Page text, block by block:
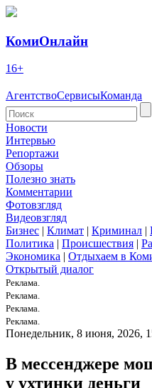
КомиОнлайн
16+
АгентствоСервисыКоманда
Новости
Интервью
Репортажи
Обзоры
Полезно знать
Комментарии
Фотовзгляд
Видеовзгляд
Бизнес | Климат | Криминал |
Политика | Происшествия |
Экономика | Отдыхаем в
Открытый диалог
Реклама.
Реклама.
Реклама.
Реклама.
Понедельник, 8 июня, 2026,
В мессенджере
у ухтинки деньги